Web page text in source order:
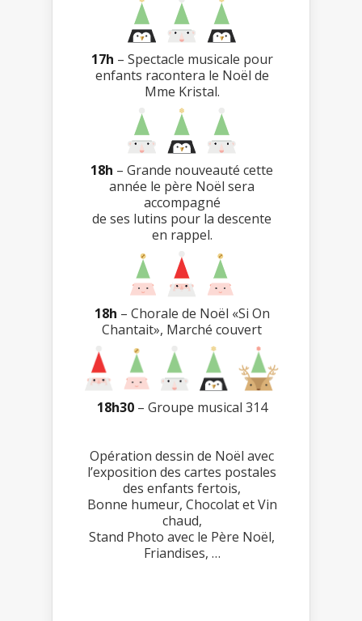
17h – Spectacle musicale pour
enfants racontera le Noël de
Mme Kristal.
18h – Grande nouveauté cette
année le père Noël sera
accompagné
de ses lutins pour la descente
en rappel.
18h – Chorale de Noël «Si On
Chantait», Marché couvert
18h30– Groupe musical 314
Opération dessin de Noël avec
l’exposition des cartes postales
des enfants fertois,
Bonne humeur, Chocolat et Vin
chaud,
Stand Photo avec le Père Noël,
Friandises, …